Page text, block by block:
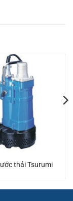
thải Tsurumi